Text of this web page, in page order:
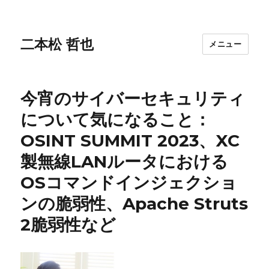
二本松 哲也 メニュー
今宵のサイバーセキュリティ
について気になること：
OSINT SUMMIT 2023、XC
製無線LANルータにおける
OSコマンドインジェクショ
ンの脆弱性、Apache Struts
2脆弱性など